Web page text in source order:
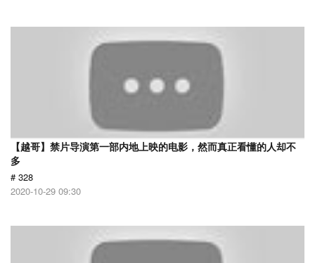
【越哥】禁片导演第一部内地上映的电影，然而真正看懂的人却不
多
# 328
2020-10-29 09:30